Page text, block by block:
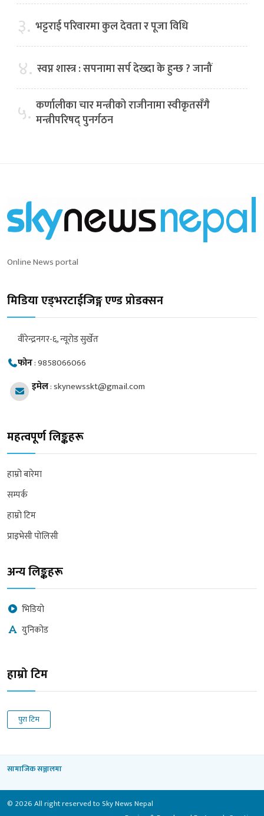
३. भट्टराई परिवारमा कुल देवता र पूजा विधि
४. स्वप्न शास्त्र : सपनामा सर्प देख्दा के हुन्छ ? जानौं
५. कर्णालीका चार मन्त्रीको राजीनामा स्वीकृतसँगै
मन्त्रीपरिषद् पुनर्गठन
Online News portal
मिडिया एड्भरटाईजिङ्ग एण्ड प्रोडक्सन
वीरेन्द्रनगर-६, न्यूरोड सुर्खेत
फोन:9858066066
इमेल:skynewsskt@gmail.com
महत्वपूर्ण लिङ्कहरू
हाम्रो बारेमा
सम्पर्क
हाम्रो टिम
प्राइभेसी पोलिसी
अन्य लिङ्कहरू
भिडियो
युनिकोड
हाम्रो टिम
पुरा टिम
सामाजिक सञ्जालमा
© 2026 All right reserved to Sky News Nepal